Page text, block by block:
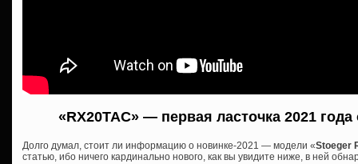
«RX20TAC» — первая ласточка 2021
Долго думал, стоит ли информацию о новинке-2021 — модели «Stoeger
статью, ибо ничего кардинально нового, как вы увидите ниже, в ней